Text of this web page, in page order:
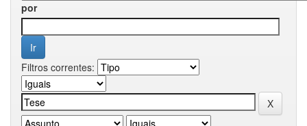
por
Filtros correntes: